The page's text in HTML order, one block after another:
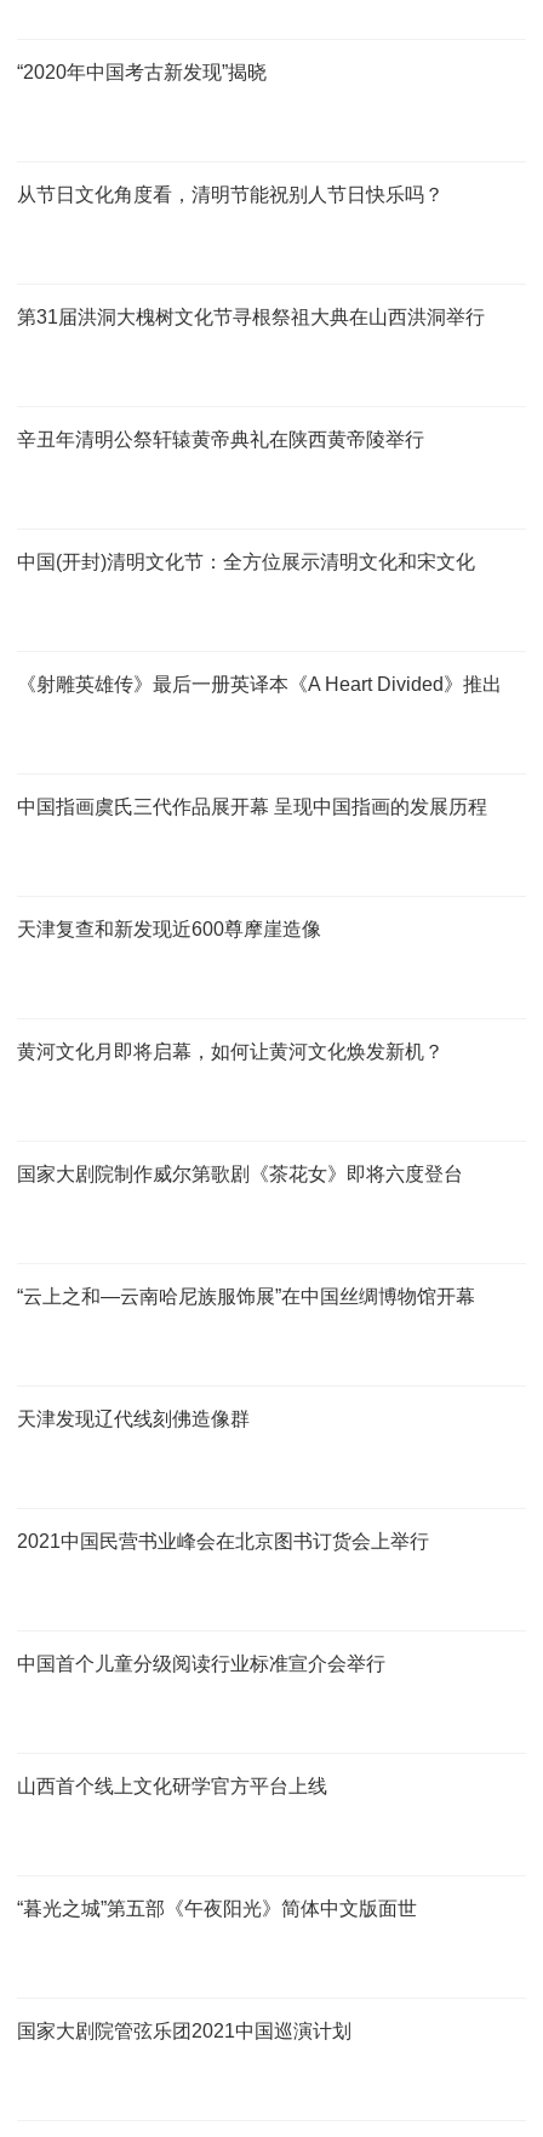
“2020年中国考古新发现”揭晓
从节日文化角度看，清明节能祝别人节日快乐吗？
第31届洪洞大槐树文化节寻根祭祖大典在山西洪洞举行
辛丑年清明公祭轩辕黄帝典礼在陕西黄帝陵举行
中国(开封)清明文化节：全方位展示清明文化和宋文化
《射雕英雄传》最后一册英译本《A Heart Divided》推出
中国指画虞氏三代作品展开幕 呈现中国指画的发展历程
天津复查和新发现近600尊摩崖造像
黄河文化月即将启幕，如何让黄河文化焕发新机？
国家大剧院制作威尔第歌剧《茶花女》即将六度登台
“云上之和—云南哈尼族服饰展”在中国丝绸博物馆开幕
天津发现辽代线刻佛造像群
2021中国民营书业峰会在北京图书订货会上举行
中国首个儿童分级阅读行业标准宣介会举行
山西首个线上文化研学官方平台上线
“暮光之城”第五部《午夜阳光》简体中文版面世
国家大剧院管弦乐团2021中国巡演计划